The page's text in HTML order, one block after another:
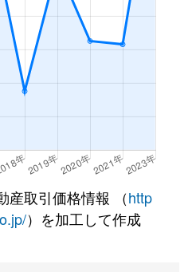
産取引価格情報 （http
）を加工して作成